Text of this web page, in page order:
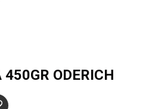
ODERICH